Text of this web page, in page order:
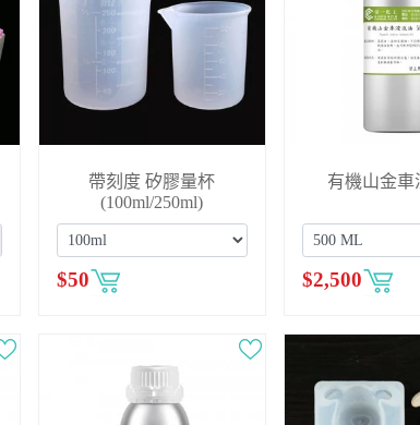
帶刻度 矽膠量杯
(100ml/250ml)
$50
有機山金車
$2,500